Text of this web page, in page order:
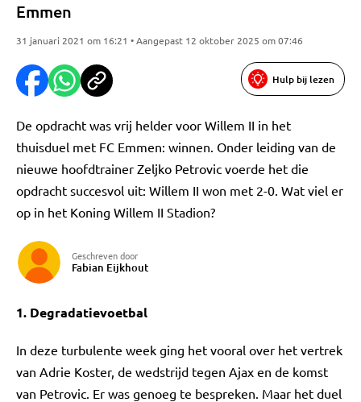
Emmen
31 januari 2021 om 16:21 • Aangepast 12 oktober 2025 om 07:46
Hulp bij lezen
De opdracht was vrij helder voor Willem II in het
thuisduel met FC Emmen: winnen. Onder leiding van de
nieuwe hoofdtrainer Zeljko Petrovic voerde het die
opdracht succesvol uit: Willem II won met 2-0. Wat viel er
op in het Koning Willem II Stadion?
Geschreven door
Fabian Eijkhout
1. Degradatievoetbal
In deze turbulente week ging het vooral over het vertrek
van Adrie Koster, de wedstrijd tegen Ajax en de komst
van Petrovic. Er was genoeg te bespreken. Maar het duel